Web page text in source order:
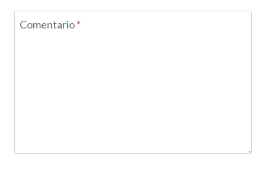
Comentario*